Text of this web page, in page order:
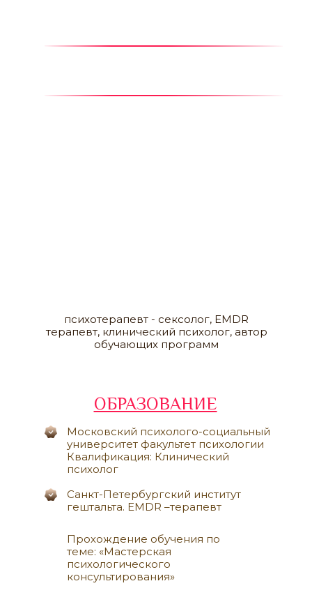
психотерапевт - сексолог, ЕMDR
терапевт, клинический психолог, автор
обучающих программ
ОБРАЗОВАНИЕ
Московский психолого-социальный
университет факультет психологии
Квалификация: Клинический
психолог
Санкт-Петербургский институт
гештальта. EMDR –терапевт
Прохождение обучения по
теме: «Мастерская
психологического
консультирования»